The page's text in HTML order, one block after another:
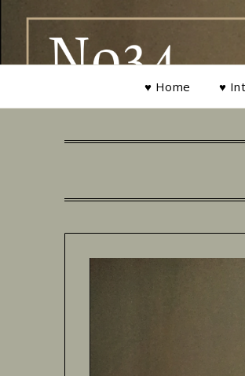
inhoud
♥ Home ♥